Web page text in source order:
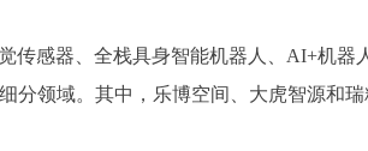
感器、全栈具身智能机器人、AI+机器
分领域。其中，乐博空间、大虎智源和